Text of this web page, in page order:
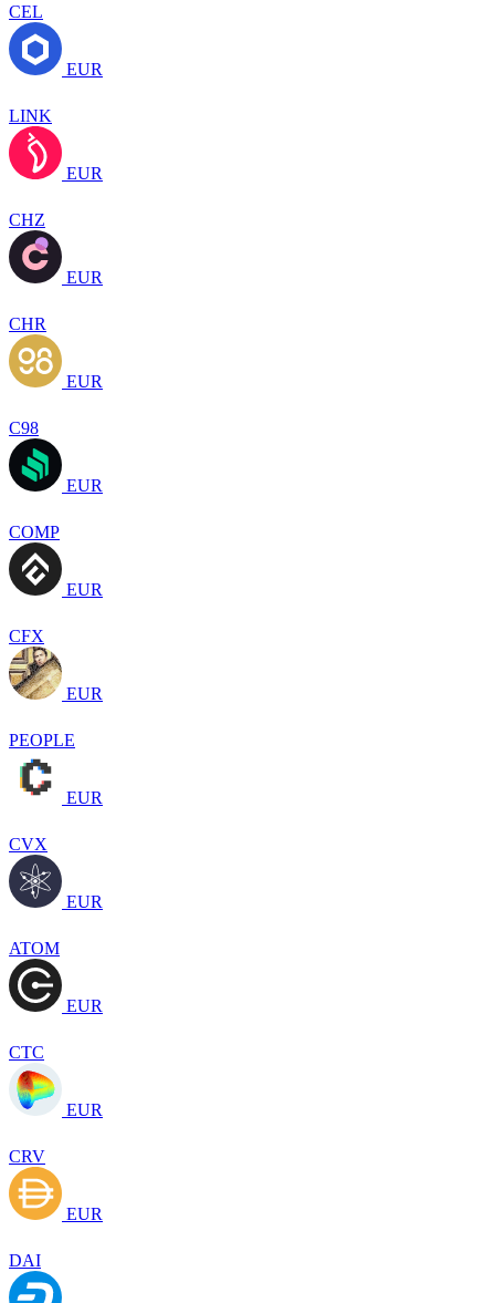
CEL
EUR
LINK
EUR
CHZ
EUR
CHR
EUR
C98
EUR
COMP
EUR
CFX
EUR
PEOPLE
EUR
CVX
EUR
ATOM
EUR
CTC
EUR
CRV
EUR
DAI